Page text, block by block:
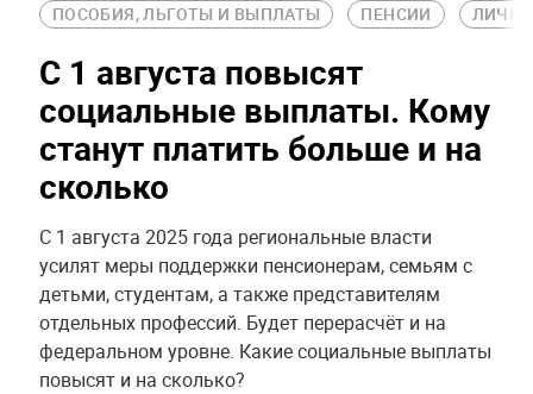
ПОСОБИЯ, ЛЬГОТЫ И ВЫПЛАТЫ ПЕНСИИ
С 1 августа повысят
социальные выплаты. Кому
станут платить больше и на
сколько
С 1 августа 2025 года региональные власти
усилят меры поддержки пенсионерам, семьям с
детьми, студентам, а также представителям
отдельных профессий. Будет перерасчёт и на
федеральном уровне. Какие социальные выплаты
повысят и на сколько?